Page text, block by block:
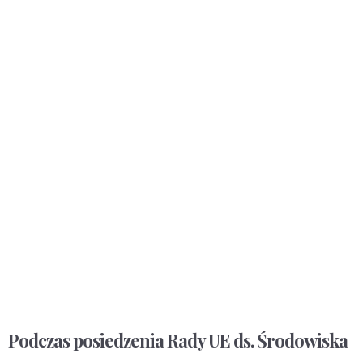
Podczas posiedzenia Rady UE ds. Środowiska